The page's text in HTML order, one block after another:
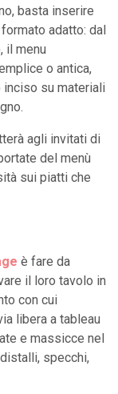
basta inserire
adatto: dal
il menu
o antica,
inciso su materiali
agli invitati di
del menù
sui piatti che
è fare da
il loro tavolo in
con cui
libera a tableau
e massicce nel
specchi,